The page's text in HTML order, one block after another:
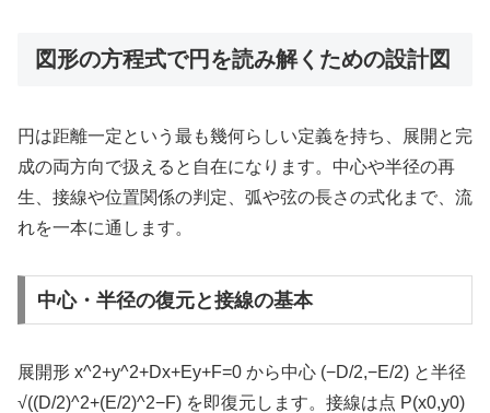
図形の方程式で円を読み解くための設計図
円は距離一定という最も幾何らしい定義を持ち、展開と完
成の両方向で扱えると自在になります。中心や半径の再
生、接線や位置関係の判定、弧や弦の長さの式化まで、流
れを一本に通します。
中心・半径の復元と接線の基本
展開形 x^2+y^2+Dx+Ey+F=0 から中心 (−D/2,−E/2) と半径
√((D/2)^2+(E/2)^2−F) を即復元します。接線は点 P(x0,y0)